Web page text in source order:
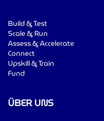
Build & Test
Scale & Run
Assess & Accelerate
Connect
Upskill & Train
Fund
ÜBER UNS